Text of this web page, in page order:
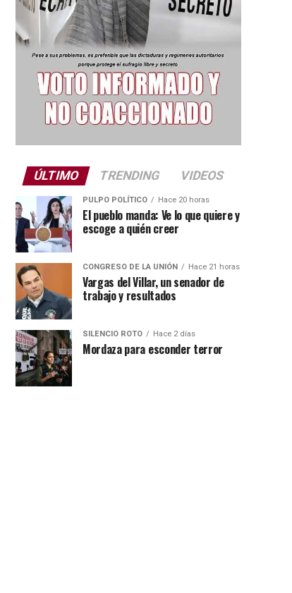
ÚLTIMO TRENDING VIDEOS
PULPO POLÍTICO Hace 20 horas
El pueblo manda: Ve lo que quiere y
escoge a quién creer
CONGRESO DE LA UNIÓN Hace 21 horas
Vargas del Villar, un senador de
trabajo y resultados
SILENCIO ROTO Hace 2 días
Mordaza para esconder terror